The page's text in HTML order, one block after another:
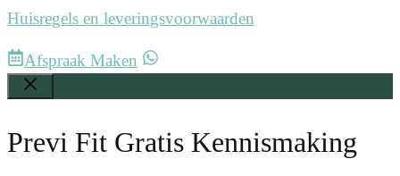
Huisregels en leveringsvoorwaarden
Afspraak Maken
Sluiten
Previ Fit Gratis Kennismaking